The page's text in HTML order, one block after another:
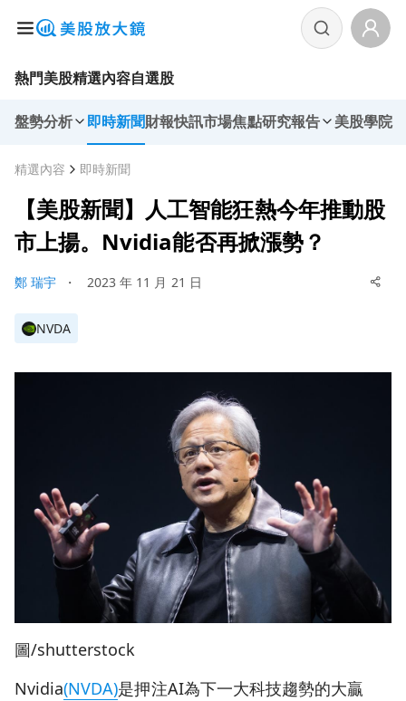
熱門美股精選內容自選股
盤勢分析 即時新聞財報快訊市場焦點研究報告 美股學院
精選內容 即時新聞
【美股新聞】人工智能狂熱今年推動股
市上揚。Nvidia能否再掀漲勢？
鄭 瑞宇 ・ 2023 年 11 月 21 日
NVDA
圖/shutterstock
Nvidia(NVDA)是押注AI為下一大科技趨勢的大贏